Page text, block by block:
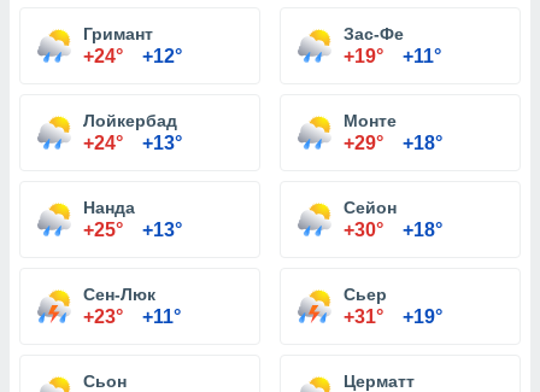
Гримант
+24° +12°
Зас-Фе
+19° +11°
Лойкербад
+24° +13°
Монте
+29° +18°
Нанда
+25° +13°
Сейон
+30° +18°
Сен-Люк
+23° +11°
Сьер
+31° +19°
Сьон Церматт